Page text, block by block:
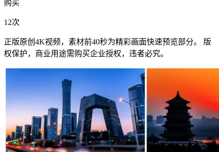
购买
12次
正版原创4K视频，素材前40秒为精彩画面快速预览部分。 版
权保护，商业用途需购买企业授权，违者必究。